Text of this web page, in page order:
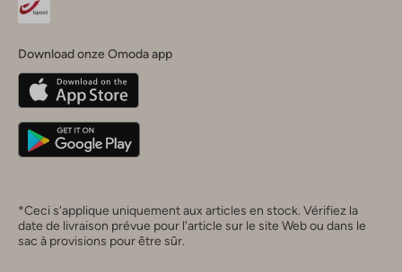
Belgique(Français)
Deutschland
Download onze Omoda app
*Ceci s'applique uniquement aux articles en stock. Vérifiez la
date de livraison prévue pour l'article sur le site Web ou dans le
sac à provisions pour être sûr.